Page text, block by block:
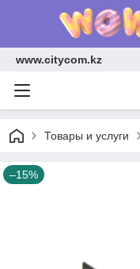
www.citycom.kz
Товары и услуги
–15%